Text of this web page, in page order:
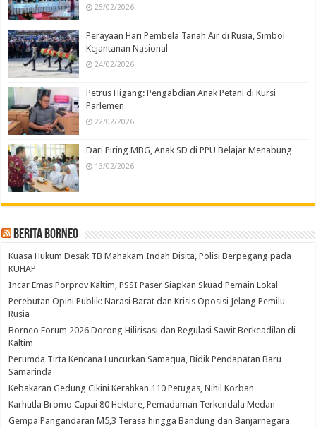
25/02/2026
Perayaan Hari Pembela Tanah Air di Rusia, Simbol
Kejantanan Nasional
24/02/2026
Petrus Higang: Pengabdian Anak Petani di Kursi
Parlemen
22/02/2026
Dari Piring MBG, Anak SD di PPU Belajar Menabung
13/02/2026
Berita Borneo
Kuasa Hukum Desak TB Mahakam Indah Disita, Polisi Berpegang pada
KUHAP
Incar Emas Porprov Kaltim, PSSI Paser Siapkan Skuad Pemain Lokal
Perebutan Opini Publik: Narasi Barat dan Krisis Oposisi Jelang Pemilu
Rusia
Borneo Forum 2026 Dorong Hilirisasi dan Regulasi Sawit Berkeadilan di
Kaltim
Perumda Tirta Kencana Luncurkan Samaqua, Bidik Pendapatan Baru
Samarinda
Kebakaran Gedung Cikini Kerahkan 110 Petugas, Nihil Korban
Karhutla Bromo Capai 80 Hektare, Pemadaman Terkendala Medan
Gempa Pangandaran M5,3 Terasa hingga Bandung dan Banjarnegara